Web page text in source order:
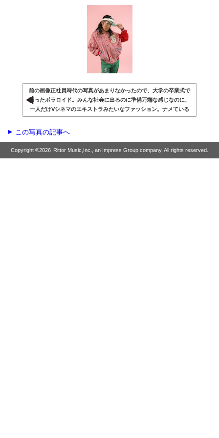
前の画像正社員時代の写真があまりなかったので、大学の卒業式で
撮ったポラロイド。みんな社会に出るのに準備万端な感じなのに、
一人だけVシネマのエキストラみたいなファッション。ナメている
▲ この写真の記事へ
Copyright ©2026 Rittor Music,Inc., an Impress Group company. All rights reserved.